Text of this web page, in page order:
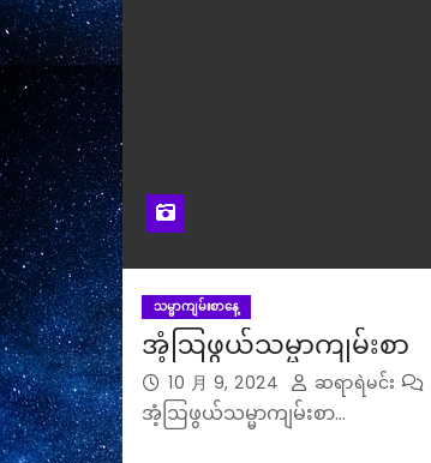
သမ္မာကျမ်းစာနေ့
အံ့ဩဖွယ်သမ္မာကျမ်းစာ
10 月 9, 2024 ဆရာရဲမင်း
အံ့ဩဖွယ်သမ္မာကျမ်းစာ…